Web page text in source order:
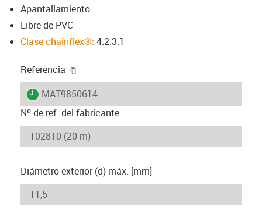
Apantallamiento
Libre de PVC
Clase chainflex®: 4.2.3.1
Referencia
igus-icon-lieferzeit
MAT9850614
Nº de ref. del fabricante
Diámetro exterior (d) máx. [mm]